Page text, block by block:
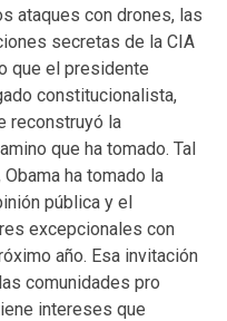
ataques con drones, las
secretas de la CIA
que el presidente
constitucionalista,
reconstruyó la
que ha tomado. Tal
ha tomado la
pública y el
excepcionales con
año. Esa invitación
comunidades pro
intereses que